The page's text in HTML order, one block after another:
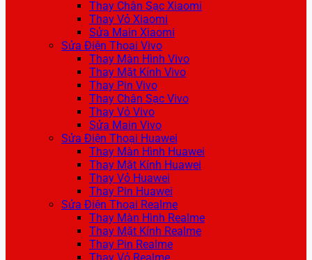
Thay Chân Sạc Xiaomi
Thay Vỏ Xiaomi
Sửa Main Xiaomi
Sửa Điện Thoại Vivo
Thay Màn Hình Vivo
Thay Mặt Kính Vivo
Thay Pin Vivo
Thay Chân Sạc Vivo
Thay Vỏ Vivo
Sửa Main Vivo
Sửa Điện Thoại Huawei
Thay Màn Hình Huawei
Thay Mặt Kính Huawei
Thay Vỏ Huawei
Thay Pin Huawei
Sửa Điện Thoại Realme
Thay Màn Hình Realme
Thay Mặt Kính Realme
Thay Pin Realme